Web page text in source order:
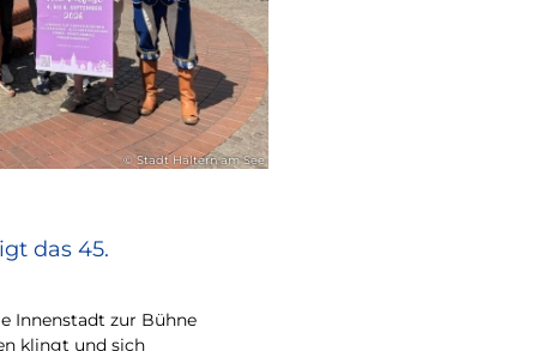
© Stadt Haltern am See
das 45.
Innenstadt zur Bühne
klingt und sich